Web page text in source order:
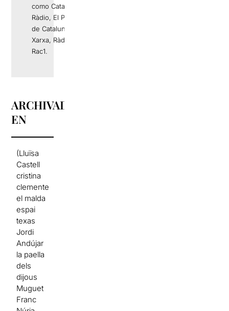
como Catalunya
Ràdio, El Periódico
de Catalunya, La
Xarxa, Ràdio 4 o
Rac1.
ARCHIVADO
EN
(Lluïsa
Castell
cristina
clemente
el malda
espai
texas
Jordi
Andújar
la paella
dels
dijous
Muguet
Franc